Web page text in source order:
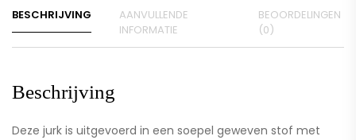
BESCHRIJVING
AANVULLENDE
INFORMATIE
BEOORDELINGEN
(0)
Beschrijving
Deze jurk is uitgevoerd in een soepel geweven stof met